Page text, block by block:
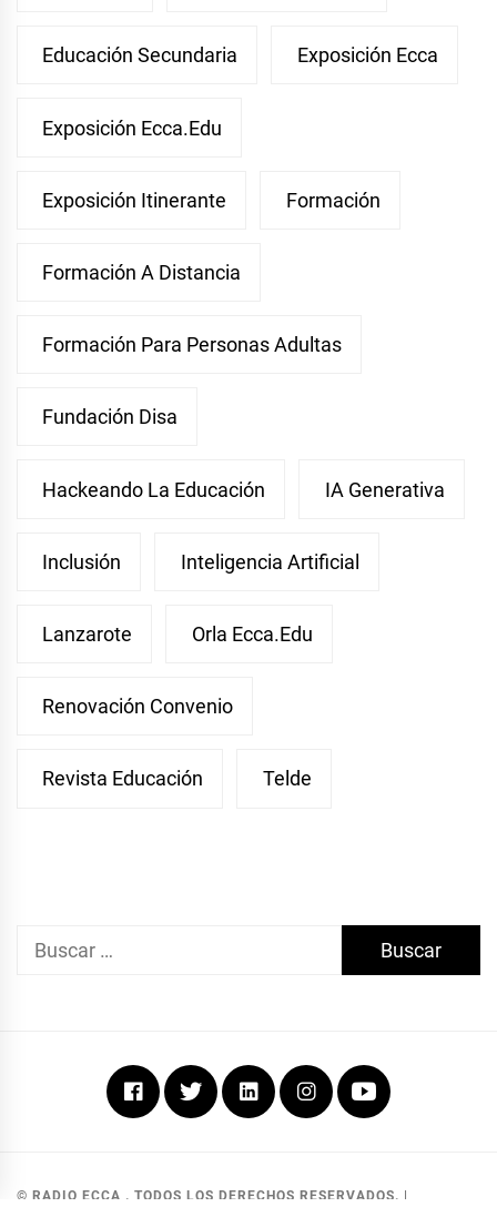
Educación Secundaria Exposición Ecca
Exposición Ecca.edu
Exposición Itinerante Formación
Formación A Distancia
Formación Para Personas Adultas
Fundación Disa
Hackeando La Educación IA Generativa
Inclusión Inteligencia Artificial
Lanzarote Orla Ecca.edu
Renovación Convenio
Revista Educación Telde
Buscar:
FacebookTwitterLinkedinInstagramYoutube
© RADIO ECCA . TODOS LOS DERECHOS RESERVADOS. |